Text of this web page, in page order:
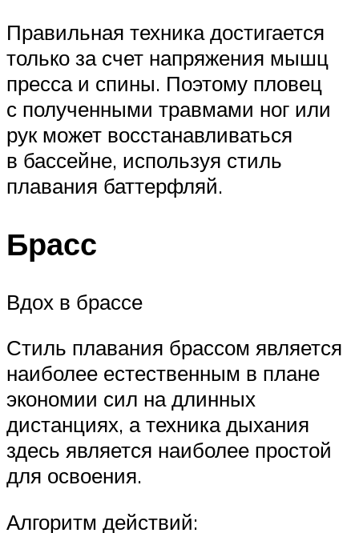
Правильная техника достигается
только за счет напряжения мышц
пресса и спины. Поэтому пловец
с полученными травмами ног или
рук может восстанавливаться
в бассейне, используя стиль
плавания баттерфляй.
Брасс
Вдох в брассе
Стиль плавания брассом является
наиболее естественным в плане
экономии сил на длинных
дистанциях, а техника дыхания
здесь является наиболее простой
для освоения.
Алгоритм действий: